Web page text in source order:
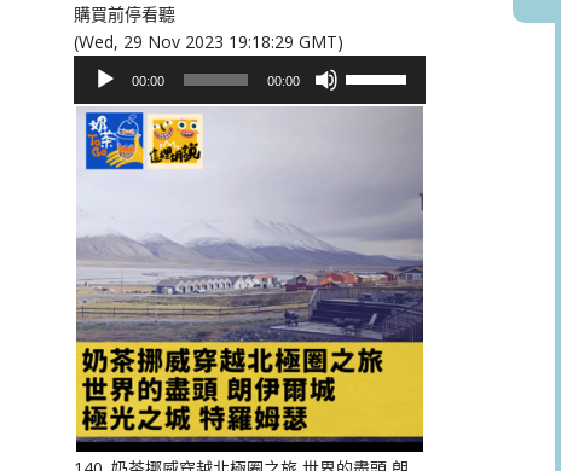
購買前停看聽
(Wed, 29 Nov 2023 19:18:29 GMT)
播
放
00:00 00:00
以
提
高
或
降
量。